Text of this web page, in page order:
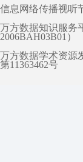
信息网络传播视听
万方数据知识服务
2006BAH03B01）
万方数据学术资源
第11363462号